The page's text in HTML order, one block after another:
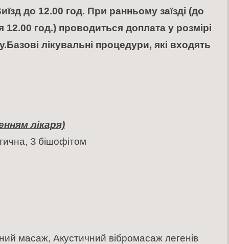
до 12.00 год. При ранньому заїзді (до
12.00 год.) проводиться доплата у розмірі
Базові лікувальні процедури, які входять
лікаря)
З бішофітом
масаж, Акустичний вібромасаж легенів